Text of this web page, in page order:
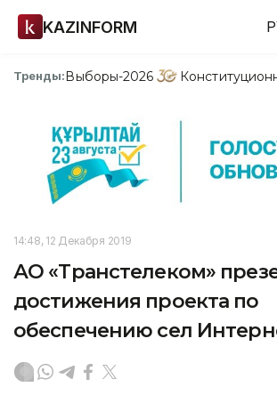
KAZINFORM
Тренды:Выборы-2026
14:48, 12 Декабря 2019
АО «Транстелеком»
достижения проекта по
обеспечению сел